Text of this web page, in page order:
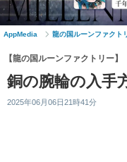
AppMedia 龍の国ルーンファクト
【龍の国ルーンファクトリー】
銅の腕輪の入手
2025年06月06日21時41分